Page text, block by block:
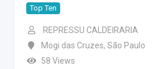
Top Ten
REPRESSU CALDEIRARIA
Mogi das Cruzes, São Paulo
58 Views